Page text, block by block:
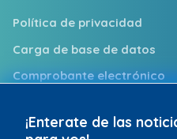
Política de privacidad
Carga de base de datos
Comprobante electrónico
Puntos de Atención
¡Enterate de las